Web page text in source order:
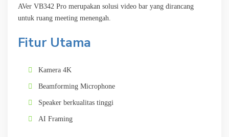
AVer VB342 Pro merupakan solusi video bar yang dirancang
untuk ruang meeting menengah.
Fitur Utama
Kamera 4K
Beamforming Microphone
Speaker berkualitas tinggi
AI Framing